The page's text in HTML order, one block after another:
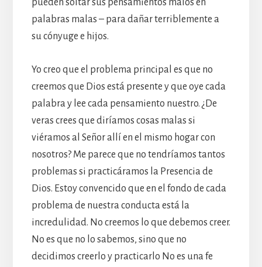
pueden soltar sus pensamientos malos en
palabras malas – para dañar terriblemente a
su cónyuge e hijos.
Yo creo que el problema principal es que no
creemos que Dios está presente y que oye cada
palabra y lee cada pensamiento nuestro. ¿De
veras crees que diríamos cosas malas si
viéramos al Señor allí en el mismo hogar con
nosotros? Me parece que no tendríamos tantos
problemas si practicáramos la Presencia de
Dios. Estoy convencido que en el fondo de cada
problema de nuestra conducta está la
incredulidad. No creemos lo que debemos creer.
No es que no lo sabemos, sino que no
decidimos creerlo y practicarlo No es una fe